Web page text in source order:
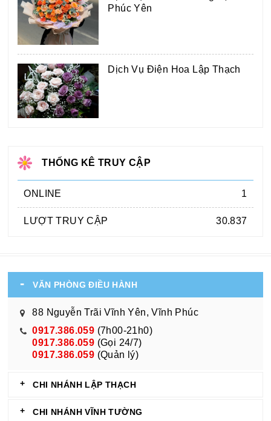
Phúc Yên
Dịch Vụ Điện Hoa Lập Thạch
THỐNG KÊ TRUY CẬP
ONLINE 1
LƯỢT TRUY CẬP 30.837
VĂN PHÒNG ĐIỀU HÀNH
88 Nguyễn Trãi Vĩnh Yên, Vĩnh Phúc
0917.386.059 (7h00-21h0)
0917.386.059 (Gọi 24/7)
0917.386.059 (Quản lý)
CHI NHÁNH LẬP THẠCH
CHI NHÁNH VĨNH TƯỜNG